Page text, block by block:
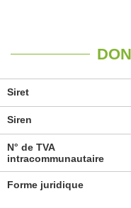
Siret
Siren
N° de TVA
intracommunautaire
Forme juridique